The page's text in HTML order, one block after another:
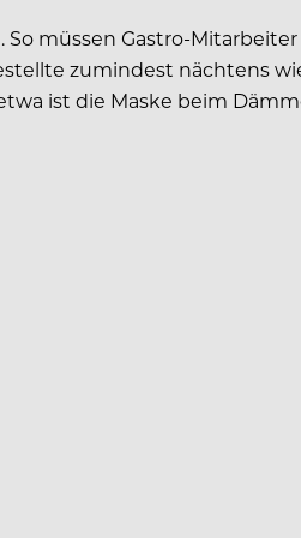
müssen Gastro-
zumindest nächtens
ist die Maske beim